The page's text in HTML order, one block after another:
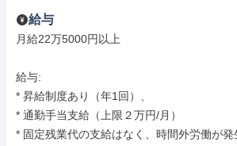
給与
月給22万5000円以上
給与:
* 昇給制度あり（年1回）、
* 通勤手当支給（上限２万円/月）
* 固定残業代の支給はなく、時間外労働が